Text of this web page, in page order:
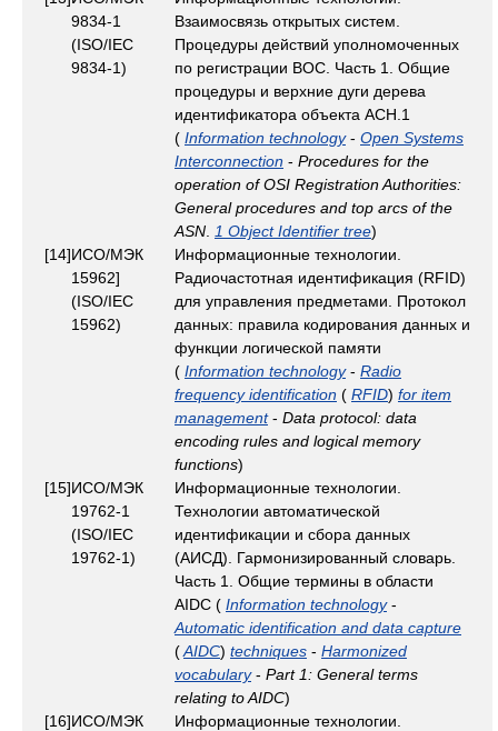
9834-1
(ISO/IEC
9834-1)
Взаимосвязь открытых систем.
Процедуры действий уполномоченных
по регистрации ВОС. Часть 1. Общие
процедуры и верхние дуги дерева
идентификатора объекта АСН.1
( Information technology- Open Systems
Interconnection - Procedures for the
operation of OSI Registration Authorities:
General procedures and top arcs of the
ASN
1 Object Identifier tree)
[14]ИСО/МЭК
15962]
(ISO/IEC
15962)
Информационные технологии.
Радиочастотная идентификация (RFID)
для управления предметами. Протокол
данных: правила кодирования данных и
функции логической памяти
( Information technology- Radio
frequency identification ( RFID) for item
management- Data protocol: data
encoding rules and logical memory
functions)
[15]ИСО/МЭК
19762-1
(ISO/IEC
19762-1)
Информационные технологии.
Технологии автоматической
идентификации и сбора данных
(АИСД). Гармонизированный словарь.
Часть 1. Общие термины в области
АIDC ( Information technology-
Automatic identification and data capture
(AIDC) techniques - Harmonized
vocabulary- Part 1: General terms
relating to AIDC)
[16]ИСО/МЭК
Информационные технологии.